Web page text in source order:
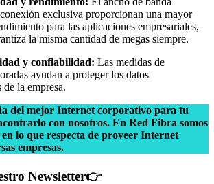
exclusiva proporcionan una mayor
para las aplicaciones empresariales,
la misma cantidad de megas siempre.
y confiabilidad: Las medidas de
ayudan a proteger los datos
la empresa.
del mejor Internet corporativo para tu
con nosotros. En Red Fibra somos
lo que respecta de proveer Internet
empresas.
Newsletter👉